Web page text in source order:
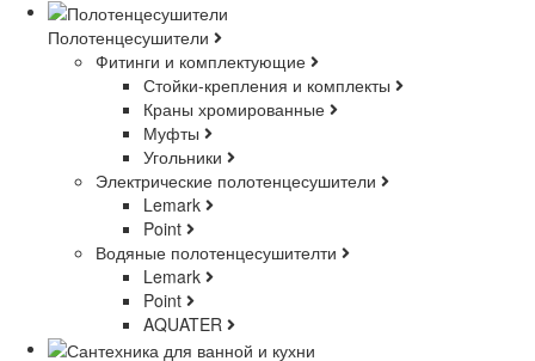
Полотенцесушители
Фитинги и комплектующие
Стойки-крепления и комплекты
Краны хромированные
Муфты
Угольники
Электрические полотенцесушители
Lemark
Point
Водяные полотенцесушителти
Lemark
Point
AQUATER